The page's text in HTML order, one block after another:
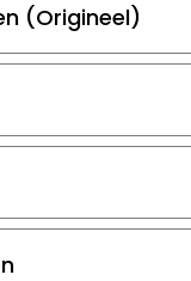
(Origineel)